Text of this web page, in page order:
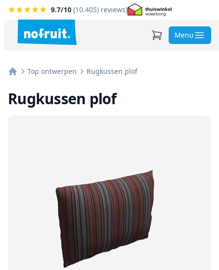
9.7/10 (10.405) reviews)
Menu
Top ontwerpen Rugkussen plof
Rugkussen plof